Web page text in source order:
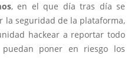
, en el que día tras día se
la seguridad de la plataforma,
hackear a reportar todo
poner en riesgo los